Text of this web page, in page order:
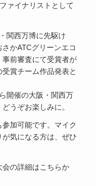
ァイナリストとして
関西万博に先駆け
かATCグリーンエコ
前審査にて受賞者が
賞チーム作品発表と
開催の大阪・関西万
うぞお楽しみに。
加可能です。マイク
気になる方は、ぜひ
の詳細はこちらか